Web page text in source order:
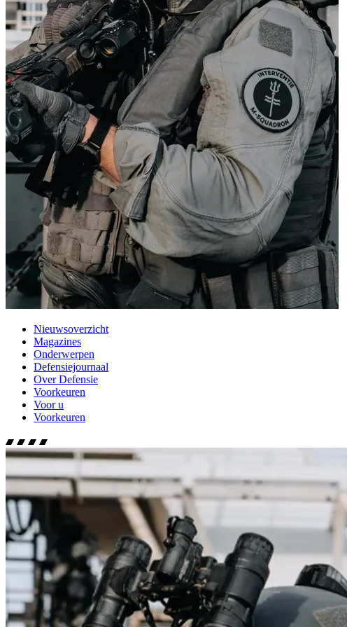
Nieuwsoverzicht
Magazines
Onderwerpen
Defensiejournaal
Over Defensie
Voorkeuren
Voor u
Voorkeuren